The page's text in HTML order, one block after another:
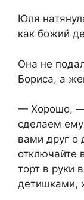
Юля
как божий
Она не
Бориса, а
— Хорошо, —
сделаем
вами друг о
отключайте
торт в руки
детишками,